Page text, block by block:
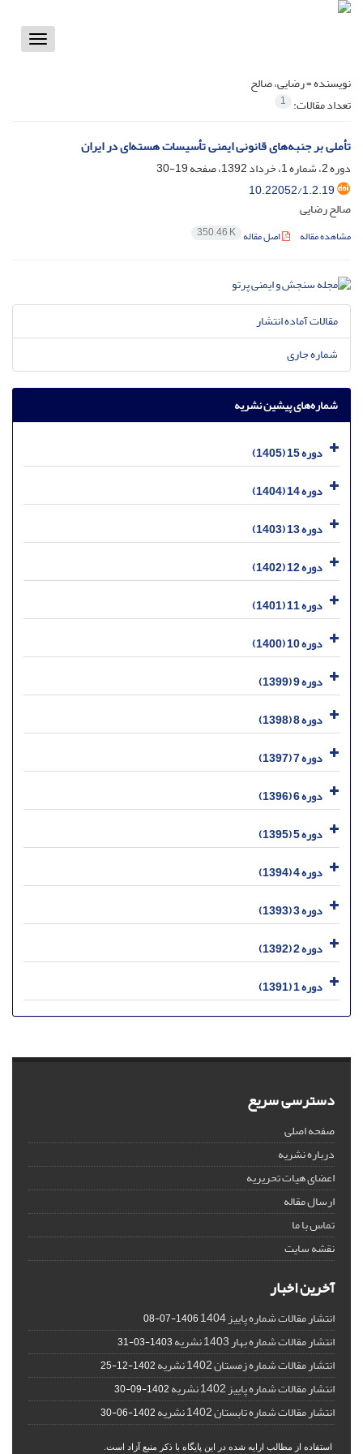
Toggle
نویسنده =رضایی، صالح
تعداد مقالات: 1
تأملی بر جنبه‌های قانونی ایمنی تأسیسات هسته‌ای در ایران
دوره 2، شماره 1، خرداد 1392، صفحه
19-30
10.22052/1.2.19
صالح رضایی
مشاهده مقاله اصل مقاله 350.46 K
مقالات آماده انتشار
شماره جاری
شماره‌های پیشین نشریه
دوره 15 (1405)
دوره 14 (1404)
دوره 13 (1403)
دوره 12 (1402)
دوره 11 (1401)
دوره 10 (1400)
دوره 9 (1399)
دوره 8 (1398)
دوره 7 (1397)
دوره 6 (1396)
دوره 5 (1395)
دوره 4 (1394)
دوره 3 (1393)
دوره 2 (1392)
دوره 1 (1391)
دسترسی سریع
صفحه اصلی
درباره نشریه
اعضای هیات تحریریه
ارسال مقاله
تماس با ما
نقشه سایت
آخرین اخبار
انتشار مقالات شماره پاییز 1404 1406-07-08
انتشار مقالات شماره بهار 1403 نشریه 1403-03-31
انتشار مقالات شماره زمستان 1402 نشریه 1402-12-25
انتشار مقالات شماره پاییز 1402 نشریه 1402-09-30
انتشار مقالات شماره تابستان 1402 نشریه 1402-06-30
استفاده از مطالب ارایه شده در این پایگاه با ذکر منبع آزاد است.